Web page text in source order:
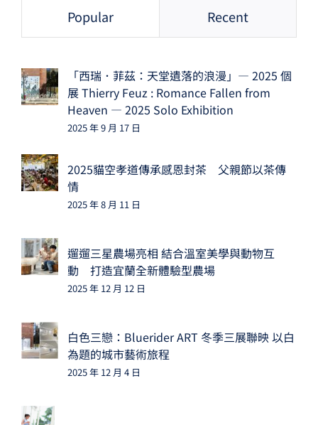
Popular Recent
「西瑞．菲茲：天堂遺落的浪漫」— 2025 個
展 Thierry Feuz : Romance Fallen from
Heaven — 2025 Solo Exhibition
2025 年 9 月 17 日
2025貓空孝道傳承感恩封茶 父親節以茶傳
情
2025 年 8 月 11 日
遛遛三星農場亮相 結合溫室美學與動物互
動 打造宜蘭全新體驗型農場
2025 年 12 月 12 日
白色三戀：Bluerider ART 冬季三展聯映 以白
為題的城市藝術旅程
2025 年 12 月 4 日